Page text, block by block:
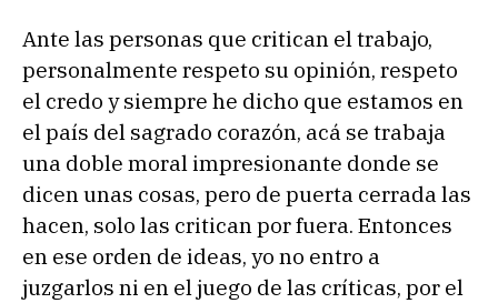
Ante las personas que critican el trabajo,
personalmente respeto su opinión, respeto
el credo y siempre he dicho que estamos en
el país del sagrado corazón, acá se trabaja
una doble moral impresionante donde se
dicen unas cosas, pero de puerta cerrada las
hacen, solo las critican por fuera. Entonces
en ese orden de ideas, yo no entro a
juzgarlos ni en el juego de las críticas, por el